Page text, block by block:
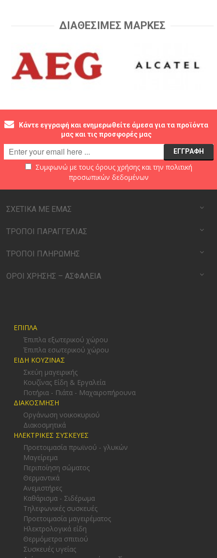
ΔΙΑΘΕΣΙΜΕΣ ΜΑΡΚΕΣ
Κάντε εγγραφή και ενημερωθείτε άμεσα για τα προϊόντα
μας και τις προσφορές μας
Συμφωνώ με τους όρους χρήσηςκαι την πολιτική
προσωπικών δεδομένων
ΣΧΕΤΙΚΑ ΜΕ ΕΜΑΣ
ΤΡΟΠΟΙ ΠΑΡΑΓΓΕΛΙΑΣ
ΤΡΟΠΟΙ ΠΛΗΡΩΜΗΣ
ΟΡΟΙ ΧΡΗΣΗΣ – ΑΣΦΑΛΕΙΑ
ΕΠΙΠΛΑ
Έπιπλα εξωτερικού χώρου
Έπιπλα εσωτερικού χώρου
ΕΙΔΗ ΚΟΥΖΙΝΑΣ
Σκεύη μαγειρικής
Κουζίνας Είδη & Εργαλεία
Ποτήρια - Πιάτα - Μαχαιροπήρουνα
ΔΙΑΚΟΣΜΗΣΗ
Οργάνωση νοικοκυριού
Διακοσμητικά
ΗΛΕΚΤΡΙΚΕΣ ΣΥΣΚΕΥΕΣ
Προετοιμασία πρωϊνού - γλυκών
Μαγείρεμα
Περιποίηση σώματος
Θερμαντικά
Ανεμιστήρες
Καθάρισμα - Σιδέρωμα
Τηλεφωνικές συσκευές
Προετοιμασία μαγειρέματος
Ηλεκτρολογικά είδη
Θερμόμετρα σπιτιού
Συσκευές υγείας